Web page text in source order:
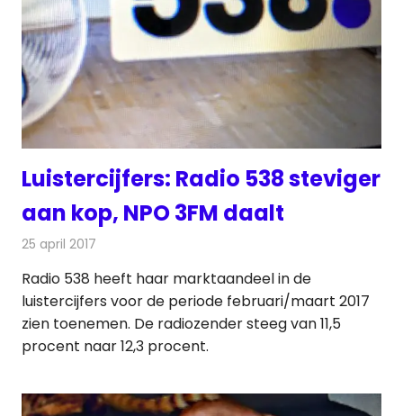
Luistercijfers: Radio 538 steviger
aan kop, NPO 3FM daalt
25 april 2017
Radio 538 heeft haar marktaandeel in de
luistercijfers voor de periode februari/maart 2017
zien toenemen. De radiozender steeg van 11,5
procent naar 12,3 procent.